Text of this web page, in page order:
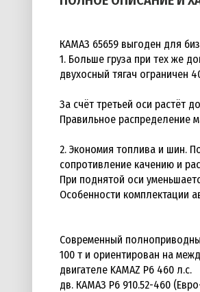
КАМАЗ 65659 выгоден для
1. Больше груза при тех же
двухосный тягач ограничен
За счёт третьей оси растёт
Правильное распределение
2. Экономия топлива и шин.
сопротивление качению и
При поднятой оси
Особенности комплектации
Современный
100 т и ориентирован на
двигателе KAMAZ Р6 460 л.с.
дв. КАМАЗ Р6 910.52-460